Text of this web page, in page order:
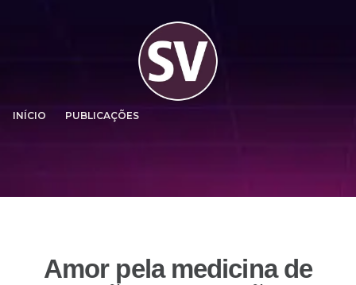
INÍCIO PUBLICAÇÕES
Amor pela medicina de